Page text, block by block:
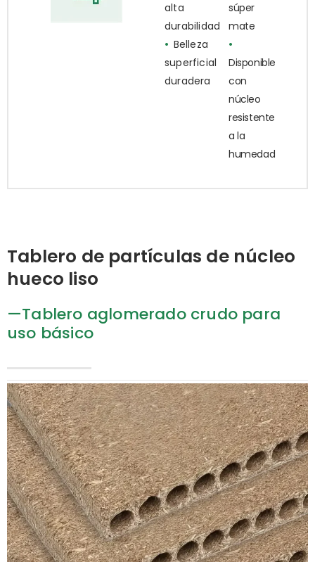
alta
durabilidad
• Belleza
superficial
duradera
súper
mate
•
Disponible
con
núcleo
resistente
a la
humedad
Tablero de partículas de núcleo
hueco liso
—Tablero aglomerado crudo para
uso básico